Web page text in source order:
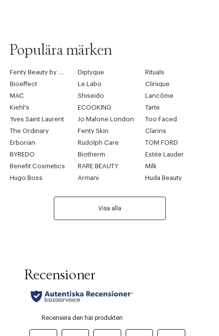
Populära märken
Diptyque
Rituals
Bioeffect
Le Labo
Clinique
MAC
Shiseido
Lancôme
Kiehl's
ECOOKING
Tarte
Yves Saint Laurent
Jo Malone London
Too Faced
The Ordinary
Fenty Skin
Clarins
Erborian
Rudolph Care
TOM FORD
BYREDO
Biotherm
Estée Lauder
Benefit Cosmetics
RARE BEAUTY
Milk
Hugo Boss
Armani Huda Beauty
Visa alla